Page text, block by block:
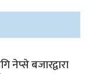
नेप्से बजारद्वारा